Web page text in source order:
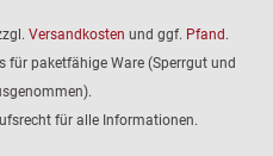
Versandkosten und ggf. Pfand.
für paketfähige Ware (Sperrgut und
für alle Informationen.